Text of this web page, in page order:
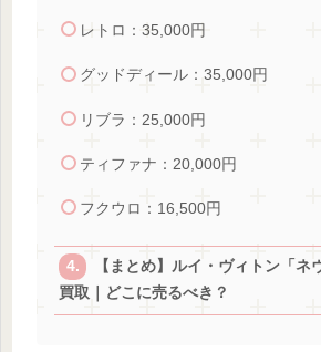
レトロ：35,000円
グッドディール：35,000円
リブラ：25,000円
ティファナ：20,000円
フクウロ：16,500円
【まとめ】ルイ・ヴィトン「ネ
買取｜どこに売るべき？